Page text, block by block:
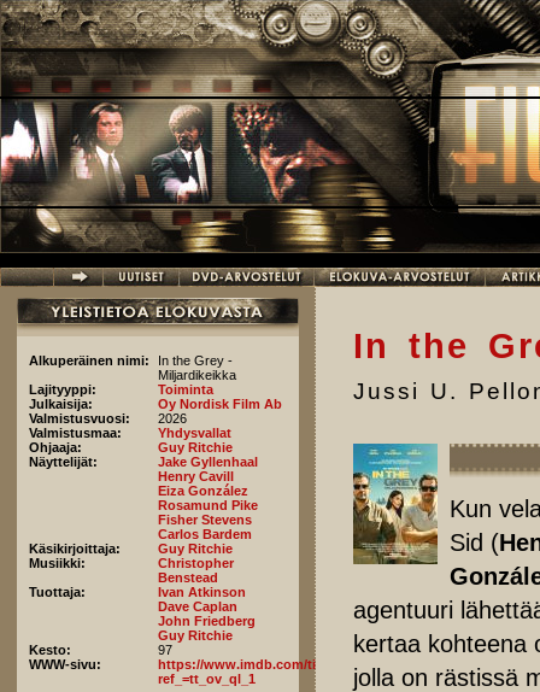
Hyppää pääsisältöön
Alkuperäinen nimi:
In the Grey -
Miljardikeikka
Lajityyppi:
Toiminta
Julkaisija:
Oy Nordisk Film Ab
Valmistusvuosi:
2026
Valmistusmaa:
Yhdysvallat
Ohjaaja:
Guy Ritchie
Näyttelijät:
Jake Gyllenhaal
Henry Cavill
Eiza González
Rosamund Pike
Fisher Stevens
Carlos Bardem
Käsikirjoittaja:
Guy Ritchie
Musiikki:
Christopher
Benstead
Tuottaja:
Ivan Atkinson
Dave Caplan
John Friedberg
Guy Ritchie
Kesto:
97
WWW-sivu:
https://www.imdb.com/title/tt27681354/fullcredits/?
ref_=tt_ov_ql_1
In the
Jussi U.
Kun
Sid (
agentuuri
kertaa kohteena
jolla on rästissä